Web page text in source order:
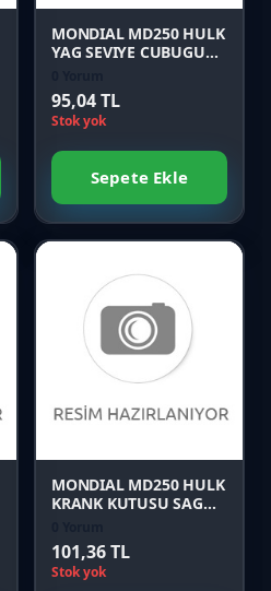
MONDIAL MD250 HULK
YAG SEVIYE CUBUGU
95,04 TL
Stok yok
Sepete Ekle
Favori
Karşılaştır
MONDIAL MD250 HULK
KRANK KUTUSU SAG
101,36 TL
Stok yok